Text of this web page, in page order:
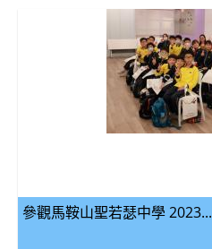
參觀馬鞍山聖若瑟中學 2023...